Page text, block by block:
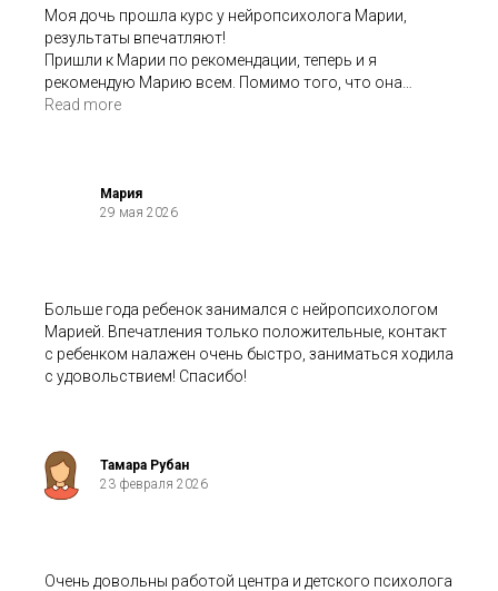
Моя дочь прошла курс у нейропсихолога Марии,
результаты впечатляют!
Пришли к Марии по рекомендации, теперь и я
рекомендую Марию всем. Помимо того, что она
грамотный профессионал, она еще и невероятно
первой встречи на диагностике.
Read more
Мария
29 мая 2026
Больше года ребенок занимался с нейропсихологом
Марией. Впечатления только положительные, контакт
с ребенком налажен очень быстро, заниматься ходила
с удовольствием! Спасибо!
Тамара Рубан
23 февраля 2026
Очень довольны работой центра и детского психолога